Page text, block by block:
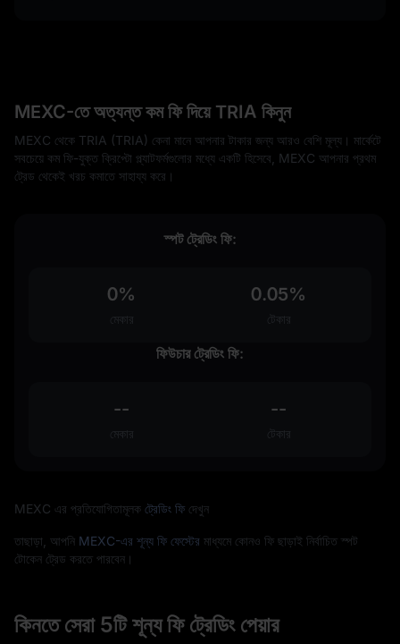
MEXC-তে অত্যন্ত কম ফি দিয়ে TRIA কিনুন
MEXC থেকে TRIA (TRIA) কেনা মানে আপনার টাকার জন্য আরও বেশি মূল্য। মার্কেটে
সবচেয়ে কম ফি-যুক্ত ক্রিপ্টো প্ল্যাটফর্মগুলোর মধ্যে একটি হিসেবে, MEXC আপনার প্রথম
ট্রেড থেকেই খরচ কমাতে সাহায্য করে।
স্পট ট্রেডিং ফি:
0%
মেকার
0.05%
টেকার
ফিউচার ট্রেডিং ফি:
--
মেকার
--
টেকার
MEXC এর প্রতিযোগিতামূলক ট্রেডিং ফি দেখুন
তাছাড়া, আপনি MEXC-এর শূন্য ফি ফেস্টের মাধ্যমে কোনও ফি ছাড়াই নির্বাচিত স্পট
টোকেন ট্রেড করতে পারবেন।
কিনতে সেরা 5টি শূন্য ফি ট্রেডিং পেয়ার